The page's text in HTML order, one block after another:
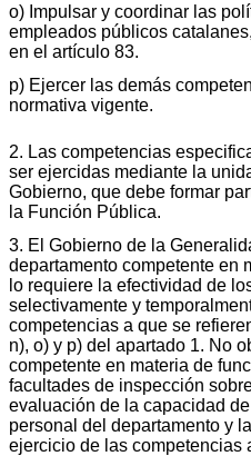
o) Impulsar y coordinar las
empleados públicos
en el artículo 83.
p) Ejercer las demás
normativa vigente.
2. Las competencias
ser ejercidas mediante la
Gobierno, que debe formar
la Función Pública.
3. El Gobierno de la
departamento competente en
lo requiere la efectividad de
selectivamente y
competencias a que se
n), o) y p) del apartado 1. No
competente en materia de
facultades de inspección
evaluación de la capacidad
personal del departamento y
ejercicio de las competencias